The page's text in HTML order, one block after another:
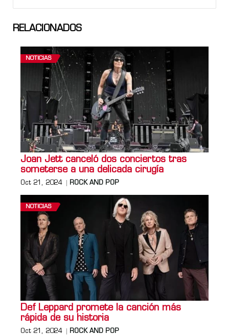
RELACIONADOS
NOTICIAS
Joan Jett canceló dos conciertos tras
someterse a una delicada cirugía
Oct 21, 2024 ROCK AND POP
NOTICIAS
Def Leppard promete la canción más
rápida de su historia
Oct 21, 2024 ROCK AND POP